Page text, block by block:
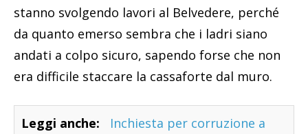
stanno svolgendo lavori al Belvedere, perché
da quanto emerso sembra che i ladri siano
andati a colpo sicuro, sapendo forse che non
era difficile staccare la cassaforte dal muro.
Leggi anche:
Inchiesta per corruzione a